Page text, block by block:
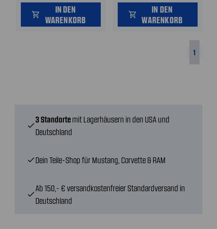
shopping_cart
IN DEN
WARENKORB
shopping_cart
IN DEN
WARENKORB
1
check
3 Standorte mit Lagerhäusern in den USA und
Deutschland
checkDein Teile-Shop für Mustang, Corvette & RAM
check
Ab 150,- € versandkostenfreier Standardversand in
Deutschland